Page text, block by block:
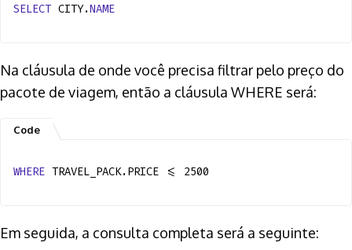
SELECT CITY.NAME
Na cláusula de onde você precisa filtrar pelo preço do
pacote de viagem, então a cláusula WHERE será:
WHERE TRAVEL_PACK.PRICE <= 2500
Em seguida, a consulta completa será a seguinte: